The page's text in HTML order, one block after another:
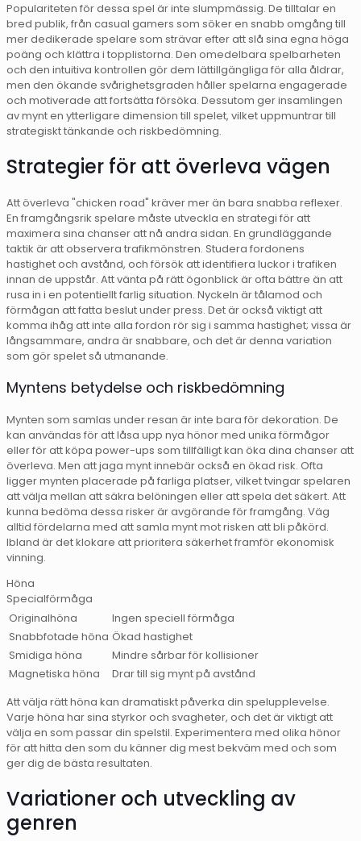
Populariteten för dessa spel är inte slumpmässig. De tilltalar en
bred publik, från casual gamers som söker en snabb omgång till
mer dedikerade spelare som strävar efter att slå sina egna höga
poäng och klättra i topplistorna. Den omedelbara spelbarheten
och den intuitiva kontrollen gör dem lättillgängliga för alla åldrar,
men den ökande svårighetsgraden håller spelarna engagerade
och motiverade att fortsätta försöka. Dessutom ger insamlingen
av mynt en ytterligare dimension till spelet, vilket uppmuntrar till
strategiskt tänkande och riskbedömning.
Strategier för att överleva vägen
Att överleva "chicken road" kräver mer än bara snabba reflexer.
En framgångsrik spelare måste utveckla en strategi för att
maximera sina chanser att nå andra sidan. En grundläggande
taktik är att observera trafikmönstren. Studera fordonens
hastighet och avstånd, och försök att identifiera luckor i trafiken
innan de uppstår. Att vänta på rätt ögonblick är ofta bättre än att
rusa in i en potentiellt farlig situation. Nyckeln är tålamod och
förmågan att fatta beslut under press. Det är också viktigt att
komma ihåg att inte alla fordon rör sig i samma hastighet; vissa är
långsammare, andra är snabbare, och det är denna variation
som gör spelet så utmanande.
Myntens betydelse och riskbedömning
Mynten som samlas under resan är inte bara för dekoration. De
kan användas för att låsa upp nya hönor med unika förmågor
eller för att köpa power-ups som tillfälligt kan öka dina chanser att
överleva. Men att jaga mynt innebär också en ökad risk. Ofta
ligger mynten placerade på farliga platser, vilket tvingar spelaren
att välja mellan att säkra belöningen eller att spela det säkert. Att
kunna bedöma dessa risker är avgörande för framgång. Väg
alltid fördelarna med att samla mynt mot risken att bli påkörd.
Ibland är det klokare att prioritera säkerhet framför ekonomisk
vinning.
Höna
Specialförmåga
Originalhöna
Ingen speciell förmåga
Snabbfotade höna Ökad hastighet
Smidiga höna
Mindre sårbar för kollisioner
Magnetiska höna
Drar till sig mynt på avstånd
Att välja rätt höna kan dramatiskt påverka din spelupplevelse.
Varje höna har sina styrkor och svagheter, och det är viktigt att
välja en som passar din spelstil. Experimentera med olika hönor
för att hitta den som du känner dig mest bekväm med och som
ger dig de bästa resultaten.
Variationer och utveckling av
genren